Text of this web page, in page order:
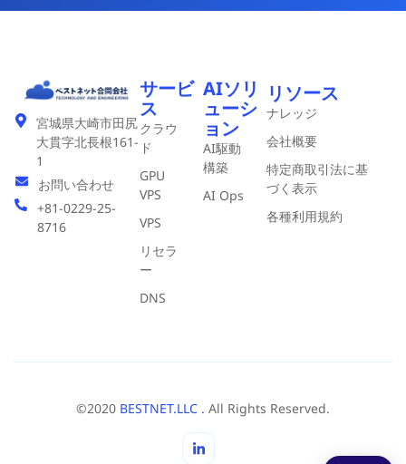
宮城県大崎市田尻
大貫字北長根161-
1
お問い合わせ
+81-0229-25-
8716
サービ
ス
クラウ
ド
GPU
VPS
VPS
リセラ
ー
DNS
AIソリ
ューシ
ョン
AI駆動
構築
AI Ops
リソース
ナレッジ
会社概要
特定商取引法に基
づく表示
各種利用規約
©2020 BESTNET.LLC . All Rights Reserved.